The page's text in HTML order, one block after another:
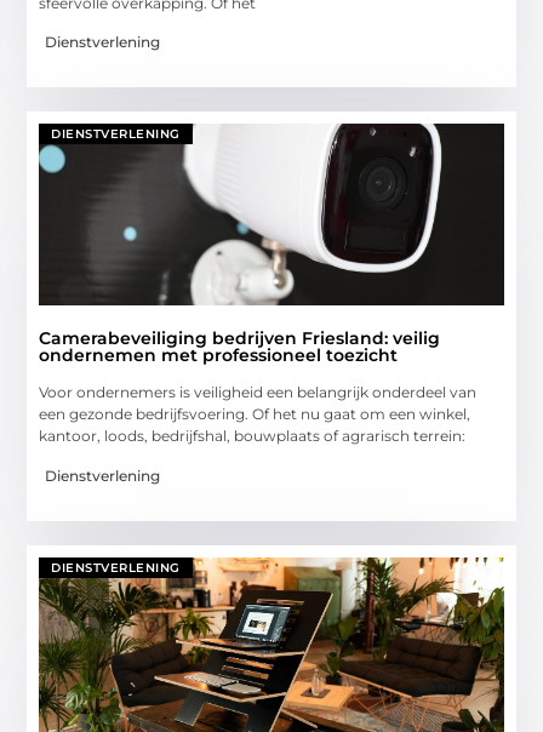
Dienstverlening
DIENSTVERLENING
Camerabeveiliging bedrijven Friesland: veilig
ondernemen met professioneel toezicht
Voor ondernemers is veiligheid een belangrijk onderdeel van
een gezonde bedrijfsvoering. Of het nu gaat om een winkel,
kantoor, loods, bedrijfshal, bouwplaats of agrarisch terrein:
Dienstverlening
DIENSTVERLENING